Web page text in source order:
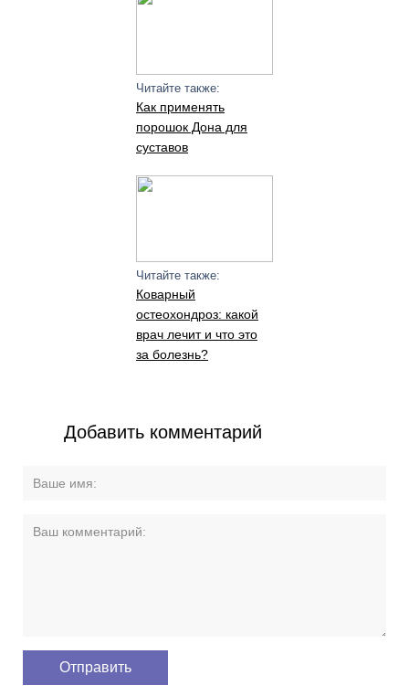
Читайте также:
Как применять
порошок Дона для
суставов
Читайте также:
Коварный
остеохондроз: какой
врач лечит и что это
за болезнь?
Добавить комментарий